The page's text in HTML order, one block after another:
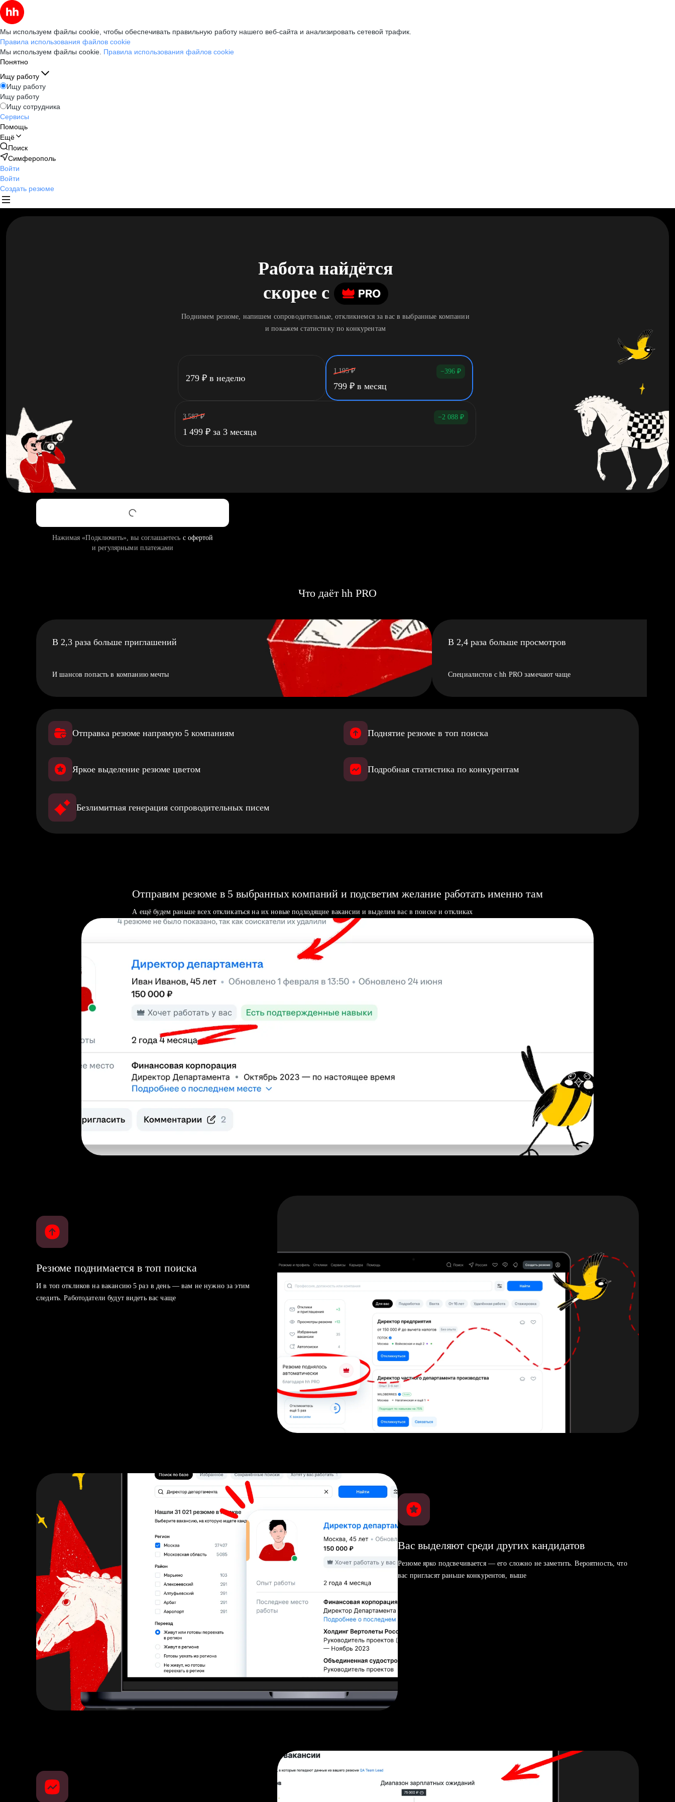
Мы используем файлы cookie, чтобы обеспечивать правильную работу нашего веб-сайта и анализировать сетевой трафик.
Правила использования файлов cookie
Мы используем файлы cookie. Правила использования файлов cookie
Понятно
Ищу работу
Ищу работу
Ищу работу
Ищу сотрудника
Сервисы
Помощь
Ещё
Поиск
Симферополь
Войти
Войти
Создать резюме
Работа найдётся
скорее c
Поднимем резюме, напишем сопроводительные, откликнемся за вас в выбранные компании
и покажем статистику по конкурентам
279 ₽ в неделю
1 195 ₽ −396 ₽
799 ₽ в месяц
3 587 ₽ −2 088 ₽
1 499 ₽ за 3 месяца
Нажимая «Подключить», вы соглашаетесь с офертой
и регулярными платежами
Что даёт hh PRO
В 2,3 раза больше приглашений
И шансов попасть в компанию мечты
В 2,4 раза больше просмотров
Специалистов с hh PRO замечают чаще
Отправка резюме напрямую 5 компаниям Поднятие резюме в топ поиска
Яркое выделение резюме цветом Подробная статистика по конкурентам
Безлимитная генерация сопроводительных писем
Отправим резюме в 5 выбранных компаний и подсветим желание работать именно там
А ещё будем раньше всех откликаться на их новые подходящие вакансии и выделим вас в поиске и откликах
Резюме поднимается в топ поиска
И в топ откликов на вакансию 5 раз в день — вам не нужно за этим
следить. Работодатели будут видеть вас чаще
Вас выделяют среди других кандидатов
Резюме ярко подсвечивается — его сложно не заметить. Вероятность, что
вас пригласят раньше конкурентов, выше